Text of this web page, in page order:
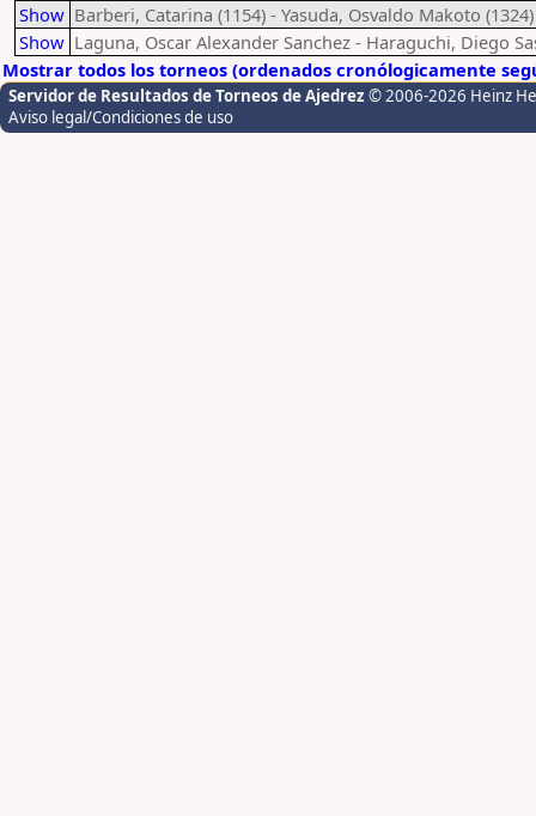
Show Barberi, Catarina (1154) - Yasuda, Osvaldo Makoto (1324)
Show Laguna, Oscar Alexander Sanchez - Haraguchi, Diego
Mostrar todos los torneos (ordenados cronólogicamente
Servidor de Resultados de Torneos de Ajedrez © 2006-2026 Heinz
Aviso legal/Condiciones de uso